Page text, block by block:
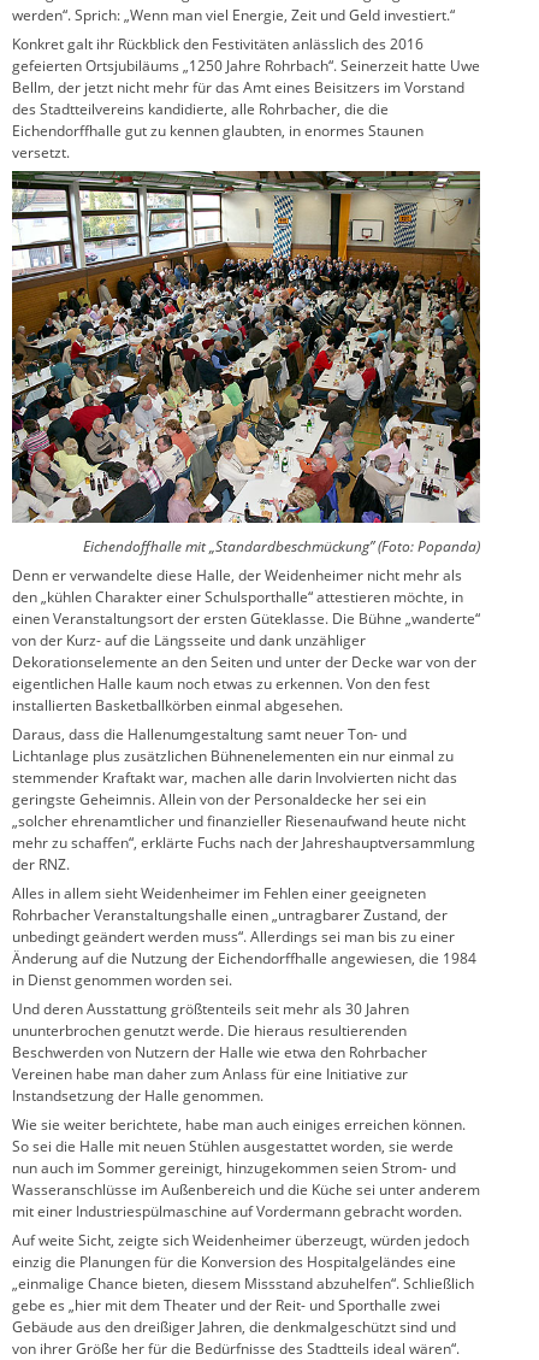
werden“. Sprich: „Wenn man viel Energie, Zeit und Geld investiert.“
Konkret galt ihr Rückblick den Festivitäten anlässlich des 2016
gefeierten Ortsjubiläums „1250 Jahre Rohrbach“. Seinerzeit hatte Uwe
Bellm, der jetzt nicht mehr für das Amt eines Beisitzers im Vorstand
des Stadtteilvereins kandidierte, alle Rohrbacher, die die
Eichendorffhalle gut zu kennen glaubten, in enormes Staunen
versetzt.
Eichendoffhalle mit „Standardbeschmückung” (Foto: Popanda)
Denn er verwandelte diese Halle, der Weidenheimer nicht mehr als
den „kühlen Charakter einer Schulsporthalle“ attestieren möchte, in
einen Veranstaltungsort der ersten Güteklasse. Die Bühne „wanderte“
von der Kurz- auf die Längsseite und dank unzähliger
Dekorationselemente an den Seiten und unter der Decke war von der
eigentlichen Halle kaum noch etwas zu erkennen. Von den fest
installierten Basketballkörben einmal abgesehen.
Daraus, dass die Hallenumgestaltung samt neuer Ton- und
Lichtanlage plus zusätzlichen Bühnenelementen ein nur einmal zu
stemmender Kraftakt war, machen alle darin Involvierten nicht das
geringste Geheimnis. Allein von der Personaldecke her sei ein
„solcher ehrenamtlicher und finanzieller Riesenaufwand heute nicht
mehr zu schaffen“, erklärte Fuchs nach der Jahreshauptversammlung
der RNZ.
Alles in allem sieht Weidenheimer im Fehlen einer geeigneten
Rohrbacher Veranstaltungshalle einen „untragbarer Zustand, der
unbedingt geändert werden muss“. Allerdings sei man bis zu einer
Änderung auf die Nutzung der Eichendorffhalle angewiesen, die 1984
in Dienst genommen worden sei.
Und deren Ausstattung größtenteils seit mehr als 30 Jahren
ununterbrochen genutzt werde. Die hieraus resultierenden
Beschwerden von Nutzern der Halle wie etwa den Rohrbacher
Vereinen habe man daher zum Anlass für eine Initiative zur
Instandsetzung der Halle genommen.
Wie sie weiter berichtete, habe man auch einiges erreichen können.
So sei die Halle mit neuen Stühlen ausgestattet worden, sie werde
nun auch im Sommer gereinigt, hinzugekommen seien Strom- und
Wasseranschlüsse im Außenbereich und die Küche sei unter anderem
mit einer Industriespülmaschine auf Vordermann gebracht worden.
Auf weite Sicht, zeigte sich Weidenheimer überzeugt, würden jedoch
einzig die Planungen für die Konversion des Hospitalgeländes eine
„einmalige Chance bieten, diesem Missstand abzuhelfen“. Schließlich
gebe es „hier mit dem Theater und der Reit- und Sporthalle zwei
Gebäude aus den dreißiger Jahren, die denkmalgeschützt sind und
von ihrer Größe her für die Bedürfnisse des Stadtteils ideal wären“.